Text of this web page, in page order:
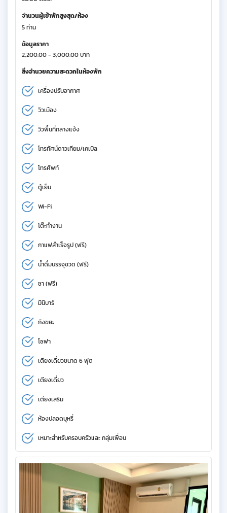
จำนวนผู้เข้าพักสูงสุด/ห้อง
5 ท่าน
ข้อมูลราคา
2,200.00 - 3,000.00 บาท
สิ่งอำนวยความสะดวกในห้องพัก
เครื่องปรับอากาศ
วิวเมือง
วิวพื้นที่กลางแจ้ง
โทรทัศน์ดาวเทียม/เคเบิล
โทรศัพท์
ตู้เย็น
Wi-Fi
โต๊ะทำงาน
กาแฟสำเร็จรูป (ฟรี)
น้ำดื่มบรรจุขวด (ฟรี)
ชา (ฟรี)
มินิบาร์
ถังขยะ
โซฟา
เตียงเดี่ยวขนาด 6 ฟุต
เตียงเดี่ยว
เตียงเสริม
ห้องปลอดบุหรี่
เหมาะสำหรับครอบครัวและ กลุ่มเพื่อน